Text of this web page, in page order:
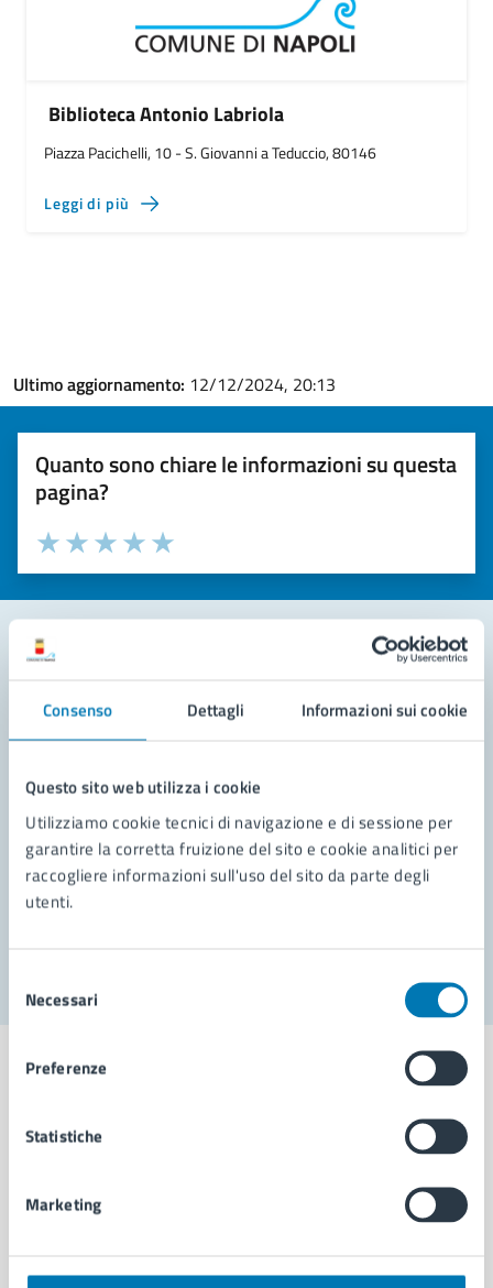
Consenso Dettagli Informazioni sui cookie
Questo sito web utilizza i cookie
Utilizziamo cookie tecnici di navigazione e di sessione per
garantire la corretta fruizione del sito e cookie analitici per
raccogliere informazioni sull'uso del sito da parte degli
utenti.
delNecessari
Preferenze
Statistiche
Marketing
Biblioteca Antonio Labriola
Piazza Pacichelli, 10 - S. Giovanni a Teduccio, 80146
Leggi di più
Ultimo aggiornamento: 12/12/2024, 20:13
Quanto sono chiare le informazioni su questa
pagina?
Valuta la chiarezza delle informazioni (da 1 a 5 stelle)
Seleziona il numero di stelle per valutare la chiarezza delle
Valuta 5 stelle su 5
Valuta 4 stelle su 5
Valuta 3 stelle su 5
Valuta 2 stelle su 5
Valuta 1 stelle su 5
Leggi le domande frequenti
Richiedi assistenza
Prenota appuntamento
Problemi in città
Comune di Napoli
AMMINISTRAZIONE
Organi di governo